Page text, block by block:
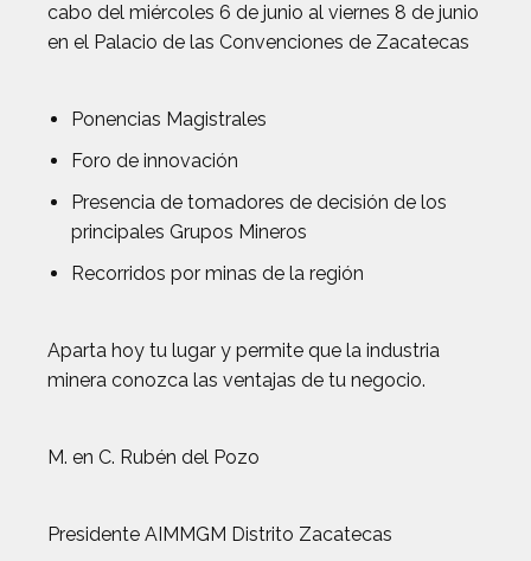
cabo del miércoles 6 de junio al viernes 8 de junio
en el Palacio de las Convenciones de Zacatecas
Ponencias Magistrales
Foro de innovación
Presencia de tomadores de decisión de los
principales Grupos Mineros
Recorridos por minas de la región
Aparta hoy tu lugar y permite que la industria
minera conozca las ventajas de tu negocio.
M. en C. Rubén del Pozo
Presidente AIMMGM Distrito Zacatecas